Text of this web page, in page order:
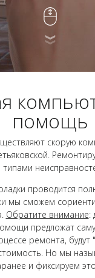
помощь
скорую
типами
проводится
мы сможем
Обратите внимание:
предложат
ремонта, будут
Но мы
и фиксируем